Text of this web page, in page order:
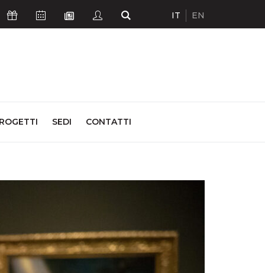
Icona SostieniciIcona Calendario Eventi
Icona Newsletter
Icona StudentiIcona Cerca
IT EN
SEDI CONTATTI